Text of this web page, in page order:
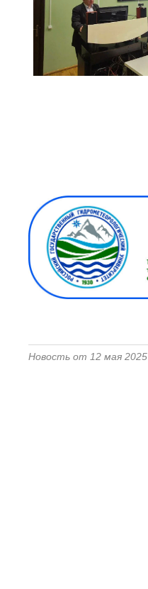
Новость от 12 мая 2025